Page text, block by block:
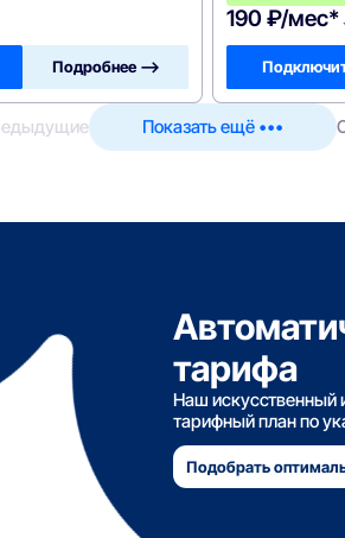
Подробнее —>
190 ₽/мес*
Показать ещё •••
тарифа
Наш искусственный
тарифный план по
Подобрать